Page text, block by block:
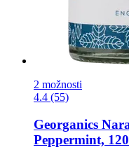
2 možnosti
4.4 (55)
Georganics
Peppermint,